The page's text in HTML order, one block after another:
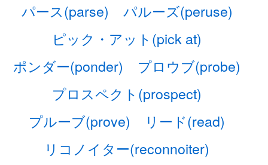
パース(parse)
パルーズ(peruse)
ピック・アット(pick at)
ポンダー(ponder)
プロウブ(probe)
プロスペクト(prospect)
プルーブ(prove)
リード(read)
リコノイター(reconnoiter)